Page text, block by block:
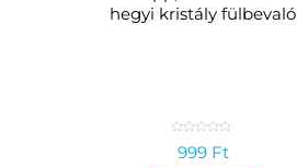
hegyi kristály fülbevaló
999 Ft